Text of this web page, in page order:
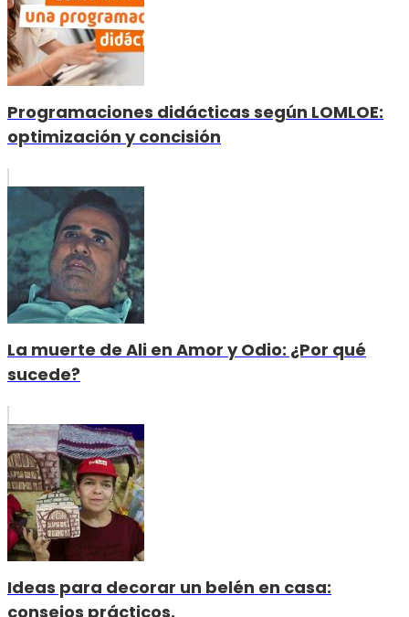
Programaciones didácticas según LOMLOE:
optimización y concisión
La muerte de Ali en Amor y Odio: ¿Por qué
sucede?
Ideas para decorar un belén en casa:
consejos prácticos.